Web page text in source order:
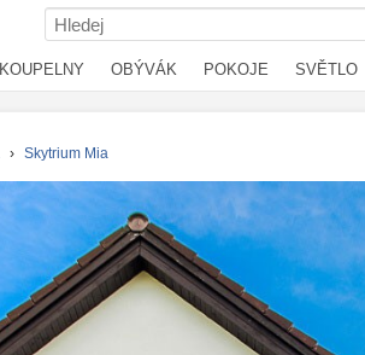
KOUPELNY OBÝVÁK POKOJE SVĚTLO
› Skytrium Mia